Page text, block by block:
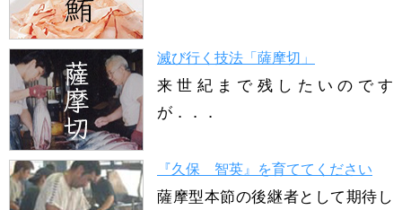
滅び行く技法「薩摩切」
来世紀まで残したいのです
が．．．
『久保 智英』を育ててください
薩摩型本節の後継者として期待し